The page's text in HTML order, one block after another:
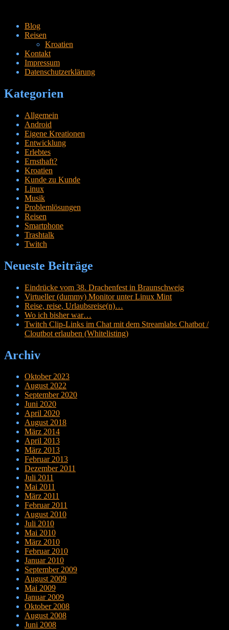
Zum
Inhalt
Blog
Reisen
Kroatien
Kontakt
Impressum
Datenschutzerklärung
Kategorien
Allgemein
Android
Eigene Kreationen
Entwicklung
Erlebtes
Ernsthaft?
Kroatien
Kunde zu Kunde
Linux
Musik
Problemlösungen
Reisen
Smartphone
Trashtalk
Twitch
Neueste Beiträge
Eindrücke vom 38. Drachenfest in Braunschweig
Virtueller (dummy) Monitor unter Linux Mint
Reise, reise, Urlaubsreise(n)…
Wo ich bisher war…
Twitch Clip-Links im Chat mit dem Streamlabs Chatbot /
Cloutbot erlauben (Whitelisting)
Archiv
Oktober 2023
August 2022
September 2020
Juni 2020
April 2020
August 2018
März 2014
April 2013
März 2013
Februar 2013
Dezember 2011
Juli 2011
Mai 2011
März 2011
Februar 2011
August 2010
Juli 2010
Mai 2010
März 2010
Februar 2010
Januar 2010
September 2009
August 2009
Mai 2009
Januar 2009
Oktober 2008
August 2008
Juni 2008